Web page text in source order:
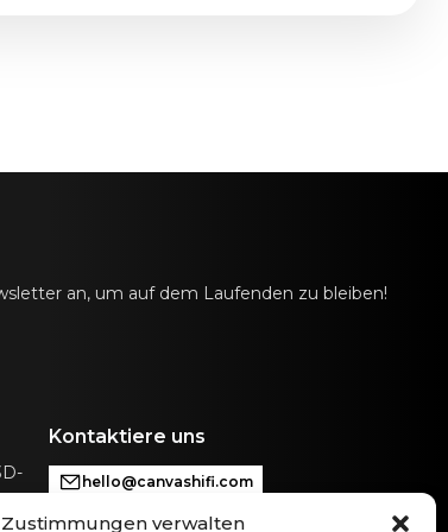
Zustimmungen verwalten
an, um auf dem Laufenden zu bleiben!
Kontaktiere uns
hello@canvashifi.com
Anruf +45 29 75 00 45